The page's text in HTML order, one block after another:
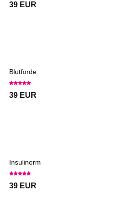
39 EUR
Blutforde
39 EUR
Insulinorm
39 EUR